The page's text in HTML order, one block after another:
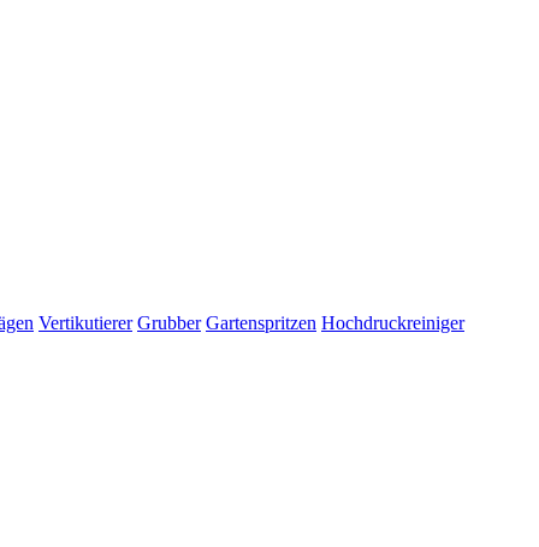
Vertikutierer Grubber Gartenspritzen Hochdruckreiniger